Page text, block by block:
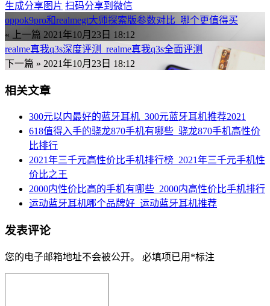
生成分享图片 扫码分享到微信
oppok9pro和realmegt大师探索版参数对比_哪个更值得买
« 上一篇 2021年10月23日 18:12
realme真我q3s深度评测_realme真我q3s全面评测
下一篇 » 2021年10月23日 18:12
相关文章
300元以内最好的蓝牙耳机_300元蓝牙耳机推荐2021
618值得入手的骁龙870手机有哪些_骁龙870手机高性价
比排行
2021年三千元高性价比手机排行榜_2021年三千元手机性
价比之王
2000内性价比高的手机有哪些_2000内高性价比手机排行
运动蓝牙耳机哪个品牌好_运动蓝牙耳机推荐
发表评论
您的电子邮箱地址不会被公开。 必填项已用 *标注